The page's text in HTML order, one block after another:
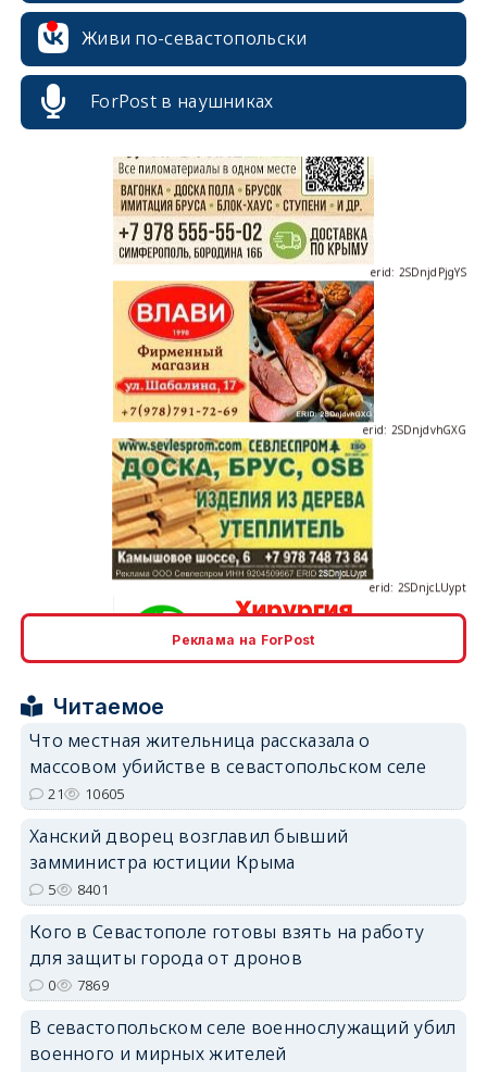
Живи по-севастопольски
ForPost в наушниках
erid: 2SDnjdPjgYS
erid: 2SDnjdvhGXG
Реклама на ForPost
Читаемое
Что местная жительница рассказала о
массовом убийстве в севастопольском селе
21 10605
Ханский дворец возглавил бывший
замминистра юстиции Крыма
5 8401
Кого в Севастополе готовы взять на работу
для защиты города от дронов
0 7869
В севастопольском селе военнослужащий убил
военного и мирных жителей